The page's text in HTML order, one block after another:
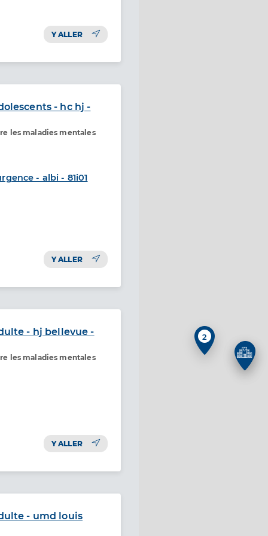
Y ALLER
- hc hj -
les maladies mentales
- albi - 81i01
Y ALLER
- hj bellevue -
les maladies mentales
Y ALLER
- umd louis
2